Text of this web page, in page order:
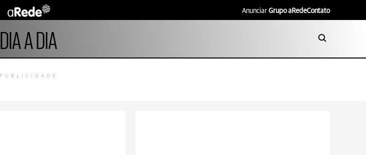
Anunciar Grupo aRedeContato
DIA A DIA
PUBLICIDADE